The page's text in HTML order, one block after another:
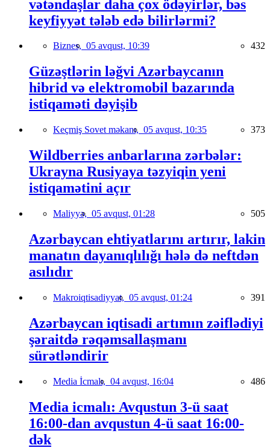
vətəndaşlar daha çox ödəyirlər, bəs
keyfiyyət tələb edə bilirlərmi?
Biznes, 05 avqust, 10:39 432
Güzəştlərin ləğvi Azərbaycanın
hibrid və elektromobil bazarında
istiqaməti dəyişib
Keçmiş Sovet məkanı, 05 avqust, 10:35 373
Wildberries anbarlarına zərbələr:
Ukrayna Rusiyaya təzyiqin yeni
istiqamətini açır
Maliyyə, 05 avqust, 01:28 505
Azərbaycan ehtiyatlarını artırır, lakin
manatın dayanıqlılığı hələ də neftdən
asılıdır
Makroiqtisadiyyat, 05 avqust, 01:24 391
Azərbaycan iqtisadi artımın zəiflədiyi
şəraitdə rəqəmsallaşmanı
sürətləndirir
Media İcmalı, 04 avqust, 16:04 486
Media icmalı: Avqustun 3-ü saat
16:00-dan avqustun 4-ü saat 16:00-
dək